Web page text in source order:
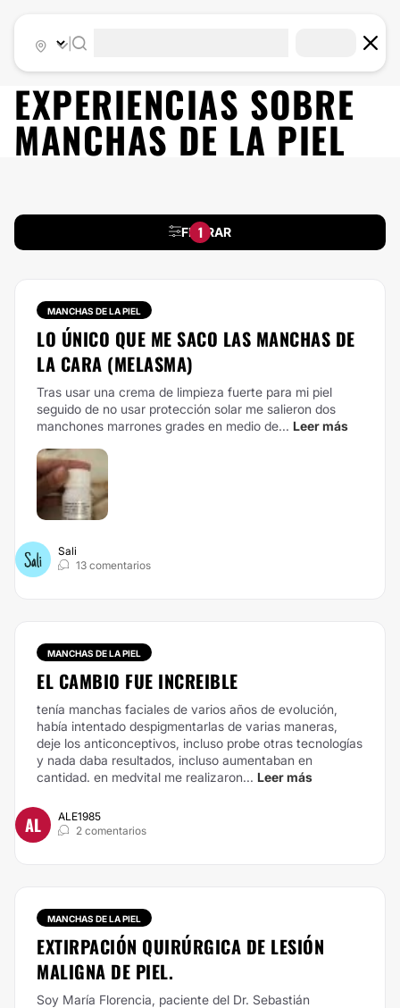
EXPERIENCIAS SOBRE
MANCHAS DE LA PIEL
FILTRAR
1
MANCHAS DE LA PIEL
LO ÚNICO QUE ME SACO LAS MANCHAS DE
LA CARA (MELASMA)
Tras usar una crema de limpieza fuerte para mi piel
seguido de no usar protección solar me salieron dos
manchones marrones grades en medio de... Leer más
Sali
13 comentarios
MANCHAS DE LA PIEL
EL CAMBIO FUE INCREIBLE
tenía manchas faciales de varios años de evolución,
había intentado despigmentarlas de varias maneras,
deje los anticonceptivos, incluso probe otras tecnologías
y nada daba resultados, incluso aumentaban en
cantidad. en medvital me realizaron... Leer más
AL
ALE1985
2 comentarios
MANCHAS DE LA PIEL
EXTIRPACIÓN QUIRÚRGICA DE LESIÓN
MALIGNA DE PIEL.
Soy María Florencia, paciente del Dr. Sebastián